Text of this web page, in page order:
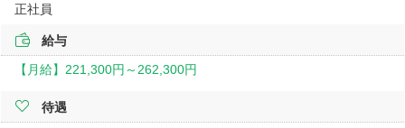
正社員
給与
【月給】221,300円～262,300円
待遇